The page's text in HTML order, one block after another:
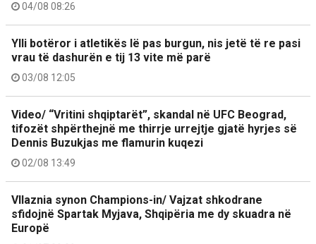
04/08 08:26
Ylli botëror i atletikës lë pas burgun, nis jetë të re pasi
vrau të dashurën e tij 13 vite më parë
03/08 12:05
Video/ “Vritini shqiptarët”, skandal në UFC Beograd,
tifozët shpërthejnë me thirrje urrejtje gjatë hyrjes së
Dennis Buzukjas me flamurin kuqezi
02/08 13:49
Vllaznia synon Champions-in/ Vajzat shkodrane
sfidojnë Spartak Myjava, Shqipëria me dy skuadra në
Europë